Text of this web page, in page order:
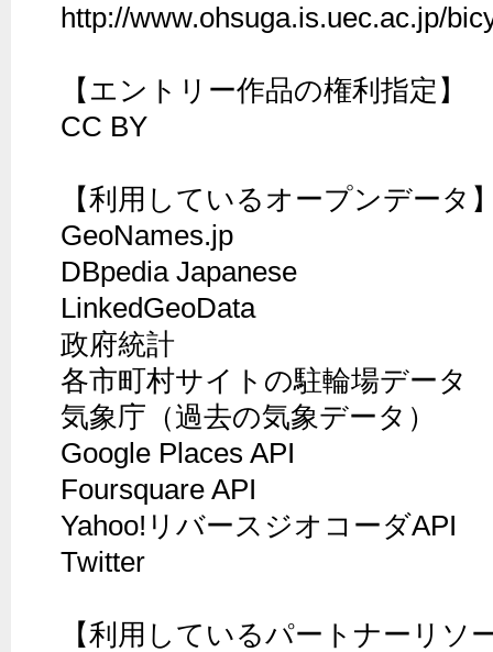
http://www.ohsuga.is.uec.ac.jp/
【エントリー作品の権利指定】
CC BY
【利用しているオープンデータ
GeoNames.jp
DBpedia Japanese
LinkedGeoData
政府統計
各市町村サイトの駐輪場データ
気象庁（過去の気象データ）
Google Places API
Foursquare API
Yahoo!リバースジオコーダAPI
Twitter
【利用しているパートナーリソ